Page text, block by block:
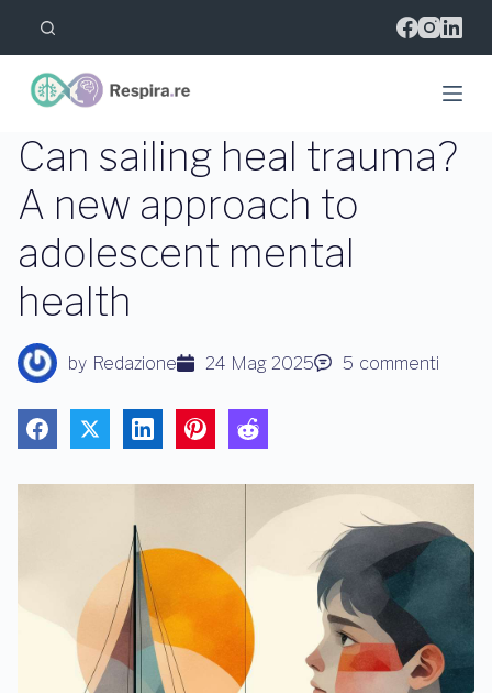
l
l
c
n
t
n
t
o
Can sailing heal trauma?
A new approach to
adolescent mental
health
by Redazione 24 Mag 2025 5 commenti